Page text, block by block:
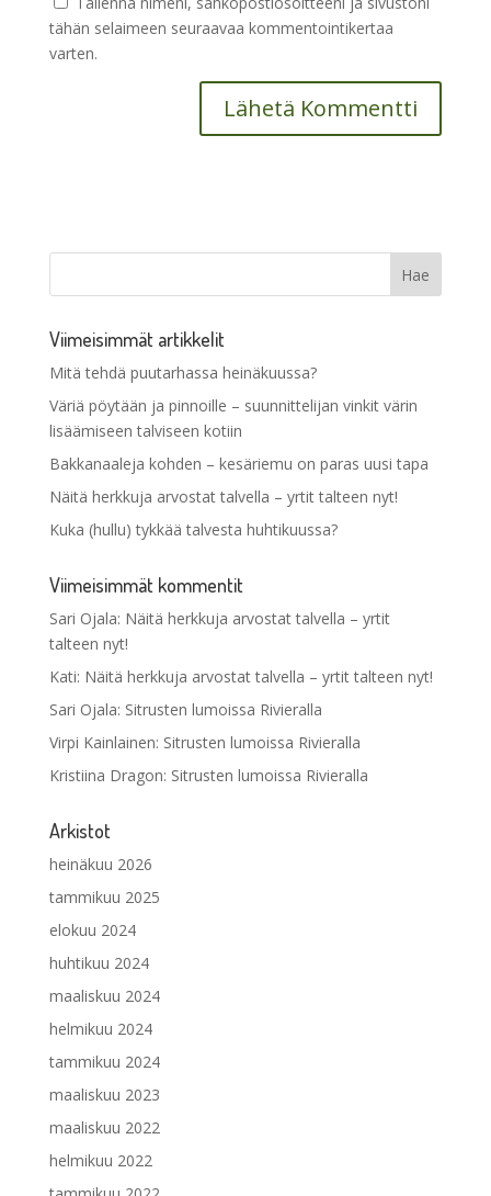
tähän selaimeen seuraavaa kommentointikertaa
varten.
Viimeisimmät artikkelit
Mitä tehdä puutarhassa heinäkuussa?
Väriä pöytään ja pinnoille – suunnittelijan vinkit värin
lisäämiseen talviseen kotiin
Bakkanaaleja kohden – kesäriemu on paras uusi tapa
Näitä herkkuja arvostat talvella – yrtit talteen nyt!
Kuka (hullu) tykkää talvesta huhtikuussa?
Viimeisimmät kommentit
Sari Ojala: Näitä herkkuja arvostat talvella – yrtit
talteen nyt!
Kati: Näitä herkkuja arvostat talvella – yrtit talteen nyt!
Sari Ojala: Sitrusten lumoissa Rivieralla
Virpi Kainlainen: Sitrusten lumoissa Rivieralla
Kristiina Dragon: Sitrusten lumoissa Rivieralla
Arkistot
heinäkuu 2026
tammikuu 2025
elokuu 2024
huhtikuu 2024
maaliskuu 2024
helmikuu 2024
tammikuu 2024
maaliskuu 2023
maaliskuu 2022
helmikuu 2022